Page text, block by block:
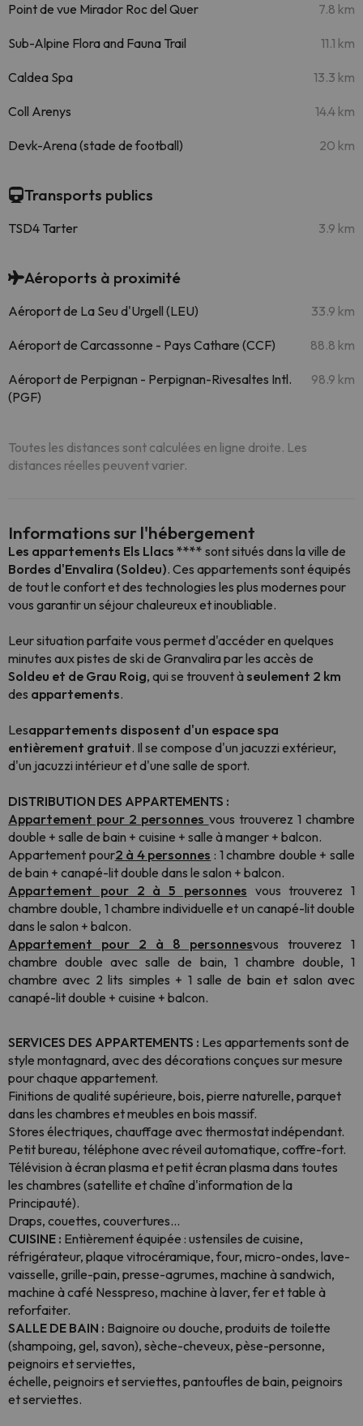
Point de vue Mirador Roc del Quer 7.8 km
Sub-Alpine Flora and Fauna Trail 11.1 km
Caldea Spa 13.3 km
Coll Arenys 14.4 km
Devk-Arena (stade de football) 20 km
Transports publics
TSD4 Tarter 3.9 km
Aéroports à proximité
Aéroport de La Seu d'Urgell (LEU) 33.9 km
Aéroport de Carcassonne - Pays Cathare (CCF) 88.8 km
Aéroport de Perpignan - Perpignan-Rivesaltes Intl.
(PGF)
98.9 km
Toutes les distances sont calculées en ligne droite. Les
distances réelles peuvent varier.
Informations sur l'hébergement
Les appartements Els Llacs **** sont situés dans la ville de
Bordes d'Envalira (Soldeu). Ces appartements sont équipés
de tout le confort et des technologies les plus modernes pour
vous garantir un séjour chaleureux et inoubliable.
Leur situation parfaite vous permet d'accéder en quelques
minutes aux pistes de ski de Granvalira par les accès de
Soldeu et de Grau Roig, qui se trouvent à seulement 2 km
des appartements.
Lesappartements disposent d'un espace spa
entièrement gratuit. Il se compose d'un jacuzzi extérieur,
d'un jacuzzi intérieur et d'une salle de sport.
DISTRIBUTION DES APPARTEMENTS :
Appartement pour 2 personnes vous trouverez 1 chambre
double + salle de bain + cuisine + salle à manger + balcon.
Appartement pour2 à 4 personnes : 1 chambre double + salle
de bain + canapé-lit double dans le salon + balcon.
Appartement pour 2 à 5 personnes vous trouverez 1
chambre double, 1 chambre individuelle et un canapé-lit double
dans le salon + balcon.
Appartement pour 2 à 8 personnesvous trouverez 1
chambre double avec salle de bain, 1 chambre double, 1
chambre avec 2 lits simples + 1 salle de bain et salon avec
canapé-lit double + cuisine + balcon.
SERVICES DES APPARTEMENTS : Les appartements sont de
style montagnard, avec des décorations conçues sur mesure
pour chaque appartement.
Finitions de qualité supérieure, bois, pierre naturelle, parquet
dans les chambres et meubles en bois massif.
Stores électriques, chauffage avec thermostat indépendant.
Petit bureau, téléphone avec réveil automatique, coffre-fort.
Télévision à écran plasma et petit écran plasma dans toutes
les chambres (satellite et chaîne d'information de la
Principauté).
Draps, couettes, couvertures...
CUISINE : Entièrement équipée : ustensiles de cuisine,
réfrigérateur, plaque vitrocéramique, four, micro-ondes, lave-
vaisselle, grille-pain, presse-agrumes, machine à sandwich,
machine à café Nesspreso, machine à laver, fer et table à
reforfaiter.
SALLE DE BAIN : Baignoire ou douche, produits de toilette
(shampoing, gel, savon), sèche-cheveux, pèse-personne,
peignoirs et serviettes,
échelle, peignoirs et serviettes, pantoufles de bain, peignoirs
et serviettes.